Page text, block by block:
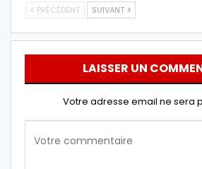
PRÉCÉDENT SUIVANT
LAISSER UN
Votre adresse email ne sera